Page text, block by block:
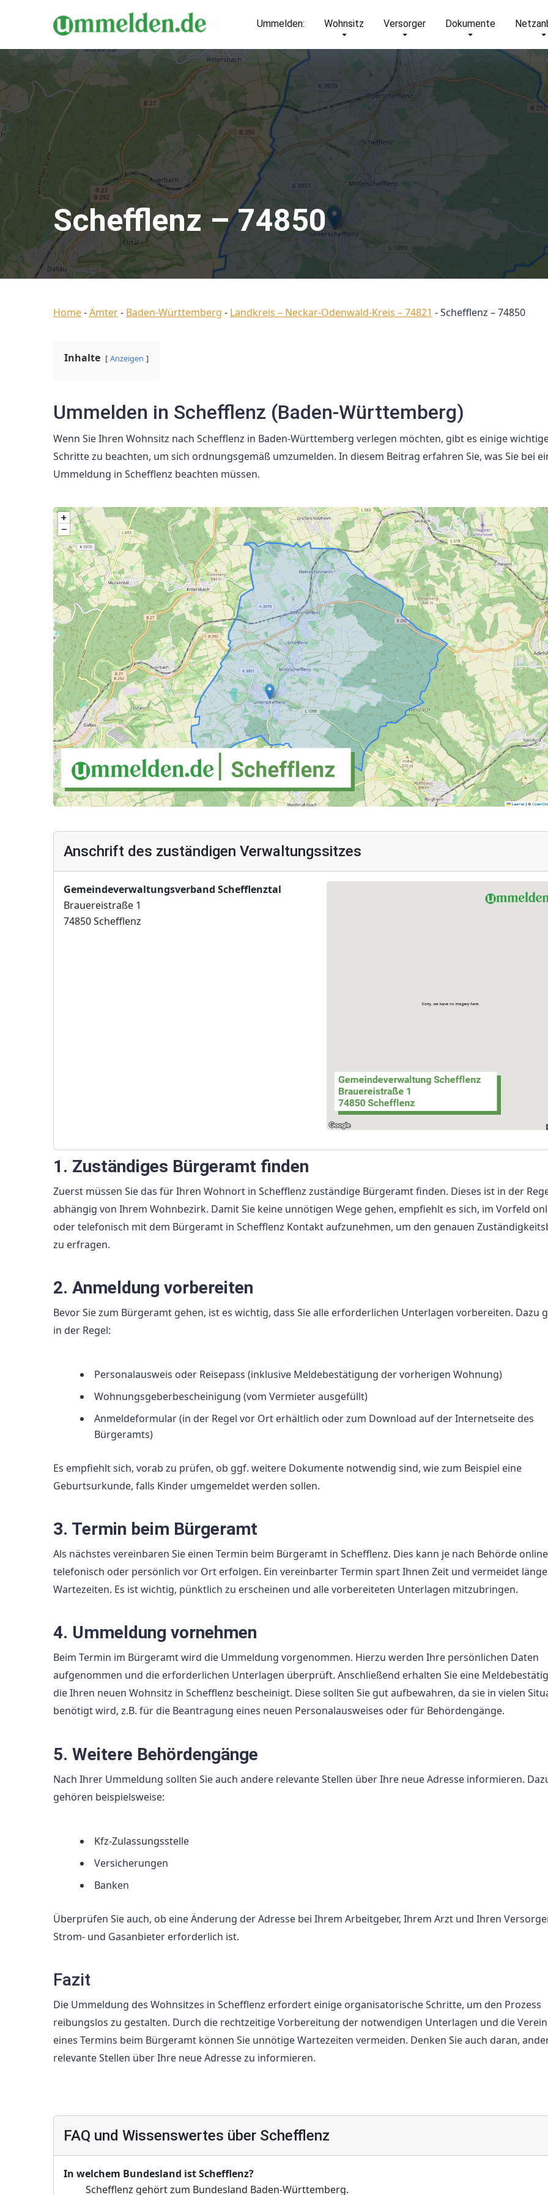
Ummelden: Wohnsitz Versorger Dokumente
Schefflenz – 74850
Home-Ämter- Baden-Württemberg - Landkreis – Neckar-Odenwald-Kreis – 74821 -Schefflenz – 74850
Inhalte Anzeigen
Ummelden in Schefflenz (Baden-Württemberg)
Wenn Sie Ihren Wohnsitz nach Schefflenz in Baden-Württemberg verlegen möchten, gibt es einige
Schritte zu beachten, um sich ordnungsgemäß umzumelden. In diesem Beitrag erfahren Sie, was Sie bei
Ummeldung in Schefflenz beachten müssen.
Anschrift des zuständigen Verwaltungssitzes
Gemeindeverwaltungsverband Schefflenztal
Brauereistraße 1
74850 Schefflenz
1. Zuständiges Bürgeramt finden
Zuerst müssen Sie das für Ihren Wohnort in Schefflenz zuständige Bürgeramt finden. Dieses ist in der
abhängig von Ihrem Wohnbezirk. Damit Sie keine unnötigen Wege gehen, empfiehlt es sich, im Vorfeld
oder telefonisch mit dem Bürgeramt in Schefflenz Kontakt aufzunehmen, um den genauen
zu erfragen.
2. Anmeldung vorbereiten
Bevor Sie zum Bürgeramt gehen, ist es wichtig, dass Sie alle erforderlichen Unterlagen vorbereiten. Dazu
in der Regel:
Personalausweis oder Reisepass (inklusive Meldebestätigung der vorherigen Wohnung)
Wohnungsgeberbescheinigung (vom Vermieter ausgefüllt)
Anmeldeformular (in der Regel vor Ort erhältlich oder zum Download auf der Internetseite des
Bürgeramts)
Es empfiehlt sich, vorab zu prüfen, ob ggf. weitere Dokumente notwendig sind, wie zum Beispiel eine
Geburtsurkunde, falls Kinder umgemeldet werden sollen.
3. Termin beim Bürgeramt
Als nächstes vereinbaren Sie einen Termin beim Bürgeramt in Schefflenz. Dies kann je nach Behörde
telefonisch oder persönlich vor Ort erfolgen. Ein vereinbarter Termin spart Ihnen Zeit und vermeidet
Wartezeiten. Es ist wichtig, pünktlich zu erscheinen und alle vorbereiteten Unterlagen mitzubringen.
4. Ummeldung vornehmen
Beim Termin im Bürgeramt wird die Ummeldung vorgenommen. Hierzu werden Ihre persönlichen Daten
aufgenommen und die erforderlichen Unterlagen überprüft. Anschließend erhalten Sie eine
die Ihren neuen Wohnsitz in Schefflenz bescheinigt. Diese sollten Sie gut aufbewahren, da sie in vielen
benötigt wird, z.B. für die Beantragung eines neuen Personalausweises oder für Behördengänge.
5. Weitere Behördengänge
Nach Ihrer Ummeldung sollten Sie auch andere relevante Stellen über Ihre neue Adresse informieren.
gehören beispielsweise:
Kfz-Zulassungsstelle
Versicherungen
Banken
Überprüfen Sie auch, ob eine Änderung der Adresse bei Ihrem Arbeitgeber, Ihrem Arzt und Ihren
Strom- und Gasanbieter erforderlich ist.
Fazit
Die Ummeldung des Wohnsitzes in Schefflenz erfordert einige organisatorische Schritte, um den Prozess
reibungslos zu gestalten. Durch die rechtzeitige Vorbereitung der notwendigen Unterlagen und die
eines Termins beim Bürgeramt können Sie unnötige Wartezeiten vermeiden. Denken Sie auch daran,
relevante Stellen über Ihre neue Adresse zu informieren.
FAQ und Wissenswertes über Schefflenz
In welchem Bundesland ist Schefflenz?
Schefflenz gehört zum Bundesland Baden-Württemberg.